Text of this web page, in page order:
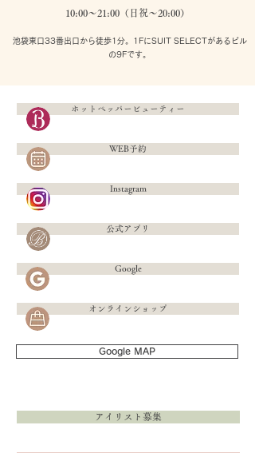
10:00〜21:00（日祝〜20:00）
池袋東口33番出口から徒歩1分。1FにSUIT SELECTがあるビル
の9Fです。
ホットペッパービューティー
WEB予約
Instagram
公式アプリ
Google
オンラインショップ
Google MAP
アイリスト募集